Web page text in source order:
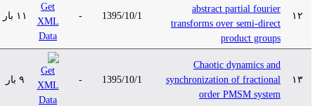
۱۲
abstract partial fourier
transforms over semi-direct
product groups
1395/10/1 ۱۱ بار
۱۳
Chaotic dynamics and
synchronization of fractional
order PMSM ‎system
1395/10/1